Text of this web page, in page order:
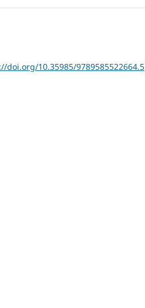
doi.org/10.35985/9789585522664.5